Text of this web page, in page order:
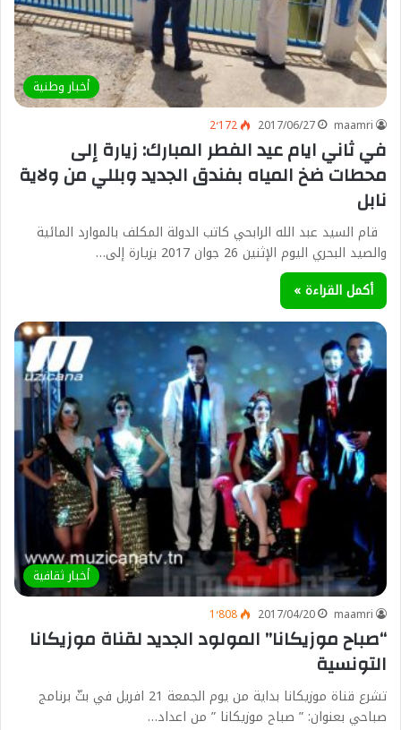
أخبار وطنية
maamri
2017/06/27 2٬172
في ثاني ايام عيد الفطر المبارك: زيارة إلى
محطات ضخ المياه بفندق الجديد وبللي من ولاية
نابل
قام السيد عبد الله الرابحي كاتب الدولة المكلف بالموارد المائية
والصيد البحري اليوم الإثنين 26 جوان 2017 بزيارة إلى…
أكمل القراءة »
أخبار ثقافية
maamri
2017/04/20 1٬808
“صباح موزيكانا” المولود الجديد لقناة موزيكانا
التونسية
تشرع قناة موزيكانا بداية من يوم الجمعة 21 افريل في بثّ برنامج
صباحي بعنوان: ” صباح موزيكانا ” من اعداد…